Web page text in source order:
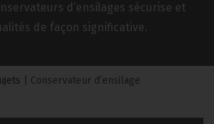
d’ensilages sécurise et
de façon significative.
Conservateur d’ensilage